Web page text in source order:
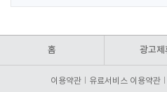
홈 광고제
이용약관 유료서비스 이용약관